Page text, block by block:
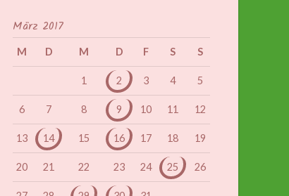
März 2017
M D M D F S S
1 2 3 4 5
6 7 8 9 10 11 12
13 14 15 16 17 18 19
20 21 22 23 24 25 26